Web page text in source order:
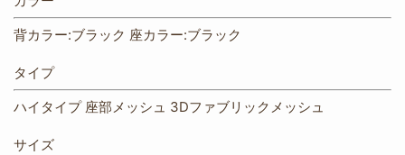
背カラー:ブラック 座カラー:ブラック
タイプ
ハイタイプ 座部メッシュ 3Dファブリックメッシュ
サイズ